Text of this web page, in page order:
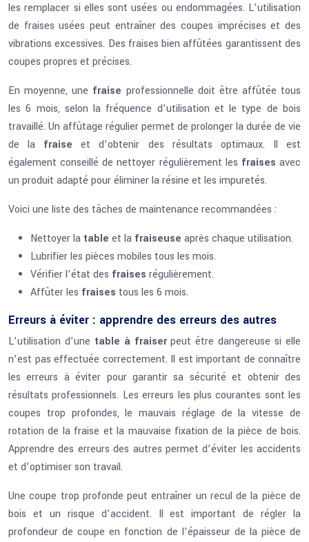
les remplacer si elles sont usées ou endommagées. L’utilisation
de fraises usées peut entraîner des coupes imprécises et des
vibrations excessives. Des fraises bien affûtées garantissent des
coupes propres et précises.
En moyenne, une fraise professionnelle doit être affûtée tous
les 6 mois, selon la fréquence d’utilisation et le type de bois
travaillé. Un affûtage régulier permet de prolonger la durée de vie
de la fraiseet d’obtenir des résultats optimaux. Il est
également conseillé de nettoyer régulièrement les fraisesavec
un produit adapté pour éliminer la résine et les impuretés.
Voici une liste des tâches de maintenance recommandées :
Nettoyer la table et la fraiseuse après chaque utilisation.
Lubrifier les pièces mobiles tous les mois.
Vérifier l’état des fraises régulièrement.
Affûter les fraises tous les 6 mois.
Erreurs à éviter : apprendre des erreurs des autres
L’utilisation d’une table à fraiserpeut être dangereuse si elle
n’est pas effectuée correctement. Il est important de connaître
les erreurs à éviter pour garantir sa sécurité et obtenir des
résultats professionnels. Les erreurs les plus courantes sont les
coupes trop profondes, le mauvais réglage de la vitesse de
rotation de la fraise et la mauvaise fixation de la pièce de bois.
Apprendre des erreurs des autres permet d’éviter les accidents
et d’optimiser son travail.
Une coupe trop profonde peut entraîner un recul de la pièce de
bois et un risque d’accident. Il est important de régler la
profondeur de coupe en fonction de l’épaisseur de la pièce de